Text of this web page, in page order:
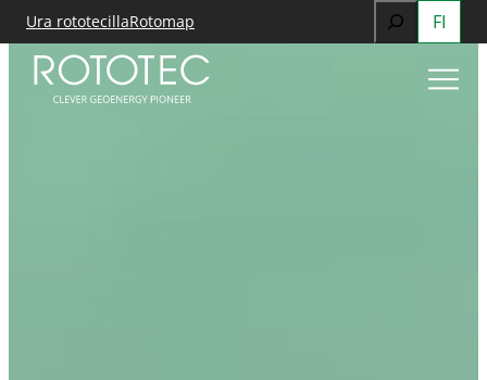
Siirry
sisältöön
Ura rototecillaRotomap
Search
FI